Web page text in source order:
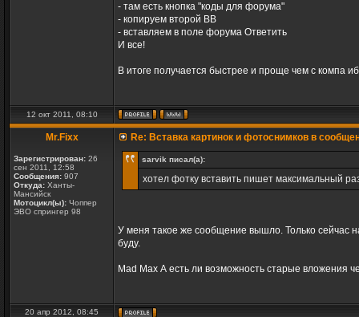
- там есть кнопка "коды для форума"
- копируем второй ВВ
- вставляем в поле форума Ответить
И все!
В итоге получается быстрее и проще чем с компа
12 окт 2011, 08:10
Mr.Fixx
Зарегистрирован: 26
сен 2011, 12:58
Сообщения: 907
Откуда: Ханты-
Мансийск
Мотоцикл(ы): Чоппер
ЭВО спрингер 98
Re: Вставка картинок и фотоснимков в
sarvik писал(а):
хотел фотку вставить пишет максимальный
У меня такое же сообщение вышло. Только сейчас
буду.
Mad Max А есть ли возможность старые вложения
20 апр 2012, 08:45